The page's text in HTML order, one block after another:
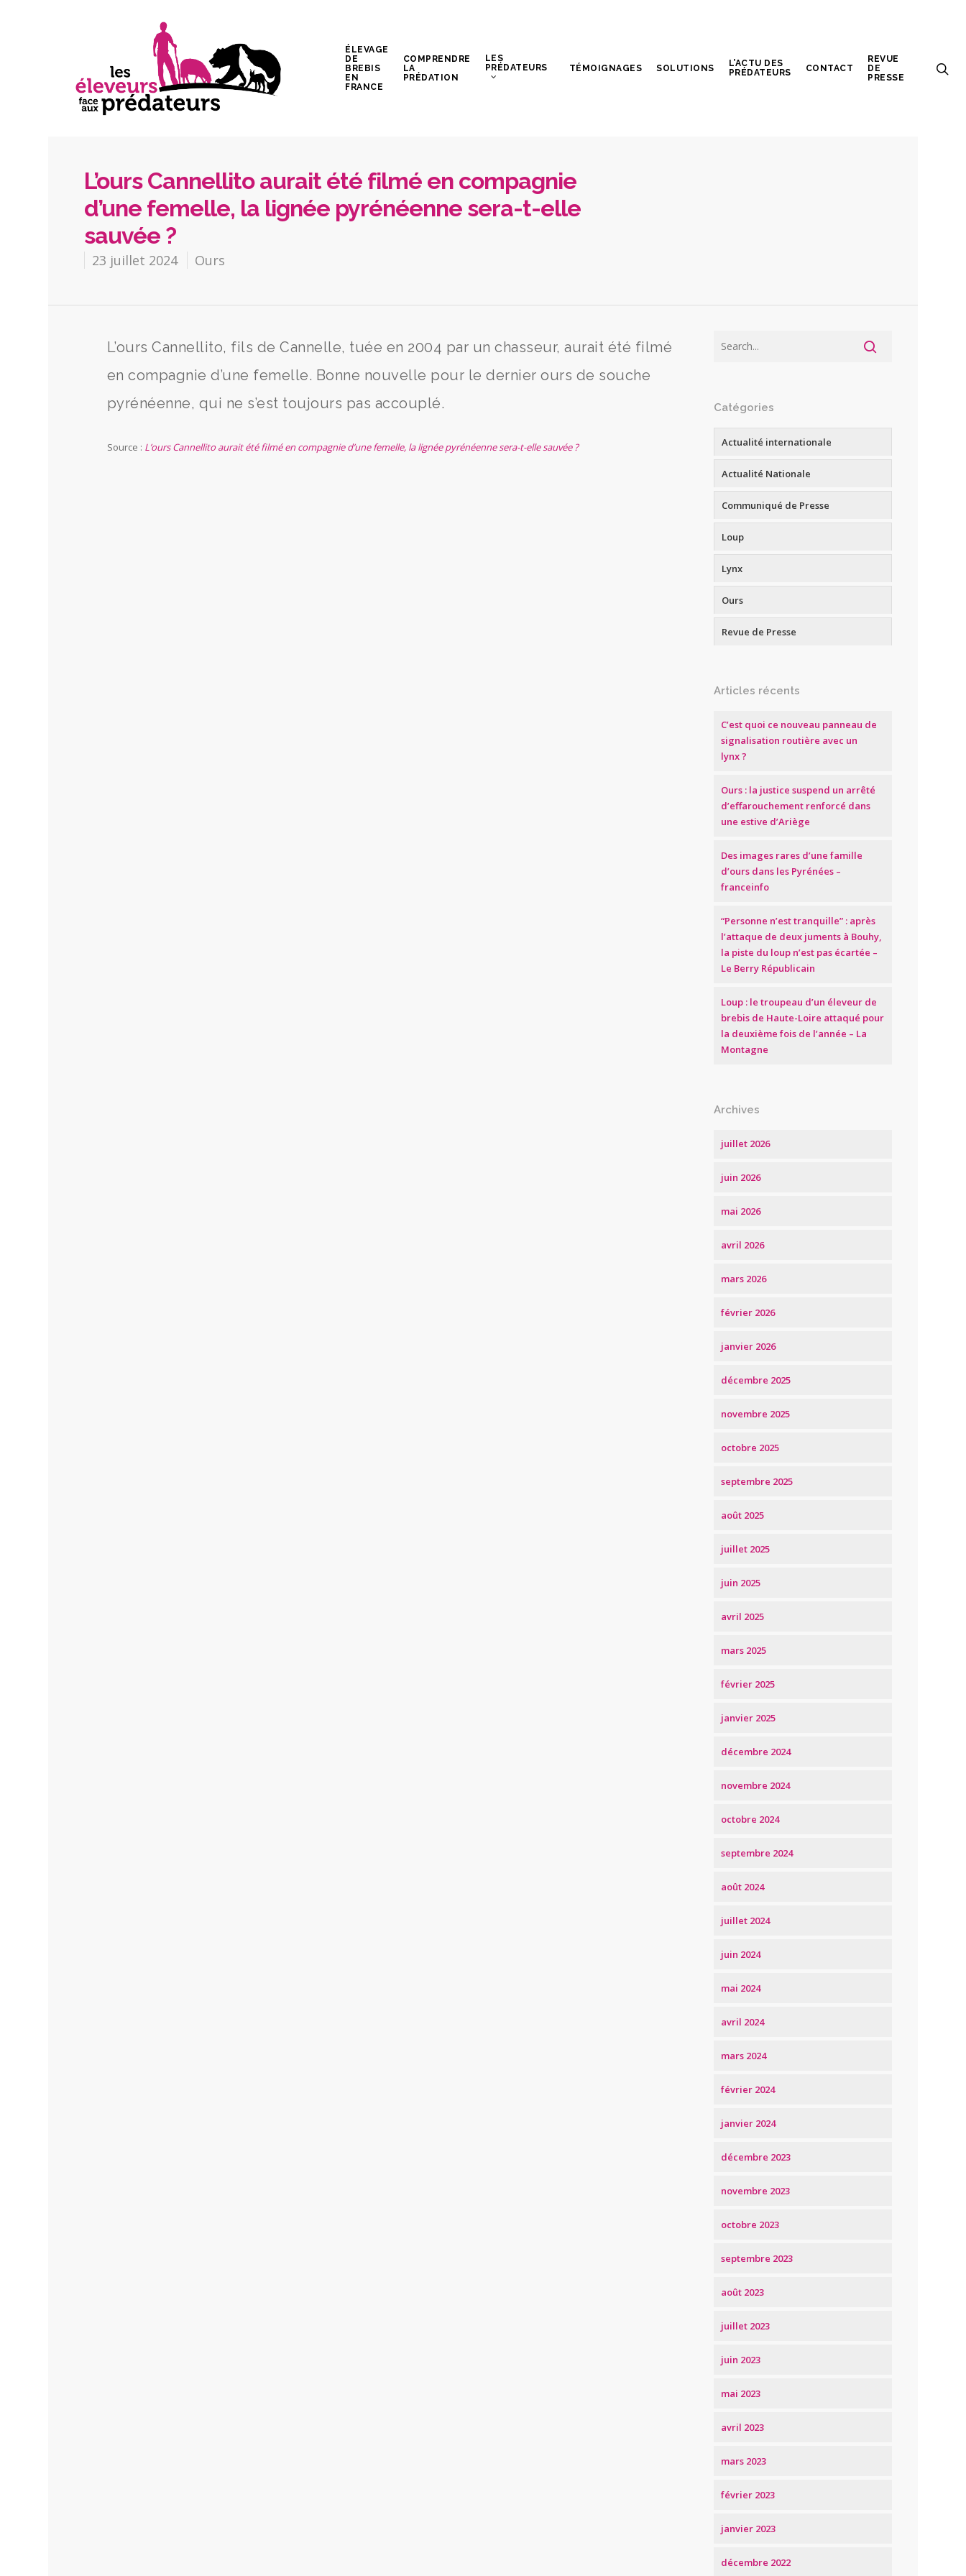
ÉLEVAGE
DE
BREBIS
EN
FRANCE
COMPRENDRE
LA
PRÉDATION
LES
PRÉDATEURS
TÉMOIGNAGES SOLUTIONS
L’ACTU DES
PRÉDATEURS
CONTACT
REVUE
DE
PRESSE
L’ours Cannellito aurait été filmé en compagnie
d’une femelle, la lignée pyrénéenne sera-t-elle
sauvée ?
23 juillet 2024 Ours
L’ours Cannellito, fils de Cannelle, tuée en 2004 par un chasseur, aurait été filmé
en compagnie d’une femelle. Bonne nouvelle pour le dernier ours de souche
pyrénéenne, qui ne s’est toujours pas accouplé.
Source : L’ours Cannellito aurait été filmé en compagnie d’une femelle, la lignée pyrénéenne sera-t-elle sauvée ?
Catégories
Actualité internationale
Actualité Nationale
Communiqué de Presse
Loup
Lynx
Ours
Revue de Presse
Articles récents
C’est quoi ce nouveau panneau de
signalisation routière avec un
lynx ?
Ours : la justice suspend un arrêté
d’effarouchement renforcé dans
une estive d’Ariège
Des images rares d’une famille
d’ours dans les Pyrénées –
franceinfo
“Personne n’est tranquille” : après
l’attaque de deux juments à Bouhy,
la piste du loup n’est pas écartée –
Le Berry Républicain
Loup : le troupeau d’un éleveur de
brebis de Haute-Loire attaqué pour
la deuxième fois de l’année – La
Montagne
Archives
juillet 2026
juin 2026
mai 2026
avril 2026
mars 2026
février 2026
janvier 2026
décembre 2025
novembre 2025
octobre 2025
septembre 2025
août 2025
juillet 2025
juin 2025
avril 2025
mars 2025
février 2025
janvier 2025
décembre 2024
novembre 2024
octobre 2024
septembre 2024
août 2024
juillet 2024
juin 2024
mai 2024
avril 2024
mars 2024
février 2024
janvier 2024
décembre 2023
novembre 2023
octobre 2023
septembre 2023
août 2023
juillet 2023
juin 2023
mai 2023
avril 2023
mars 2023
février 2023
janvier 2023
décembre 2022